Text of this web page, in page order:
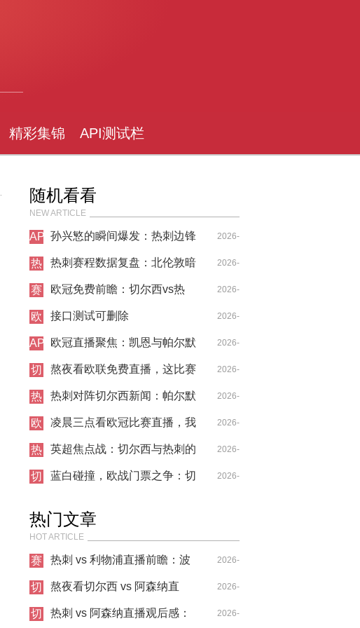
精彩集锦 API测试栏
随机看看
NEW ARTICLE
API
试
目
孙兴慜的瞬间爆发：热刺边锋
如何用逆向思维撕裂切尔西防
线
2026-
04-28
热
对
热刺赛程数据复盘：北伦敦暗
流与欧战生死局的战术推演
2026-
04-29
赛
前
欧冠免费前瞻：切尔西vs热
刺，裁判尺度决定伦敦德比走
向？
2026-
05-22
欧
直
接口测试可删除 2026-
04-28
API
试
目
欧冠直播聚焦：凯恩与帕尔默
的战术博弈，切尔西热刺欧战
新篇
2026-
04-29
切
西
点
熬夜看欧联免费直播，这比赛
比欧冠还刺激
2026-
04-20
热
对
热刺对阵切尔西新闻：帕尔默
单挑热刺新核，北伦敦欧战格
局生变
2026-
05-21
欧
直
凌晨三点看欧冠比赛直播，我
见证了足球史上最疯狂的三分
钟
2026-
04-14
热
对
英超焦点战：切尔西与热刺的
战术博弈与欧战格局
2026-
04-29
切
对
阵
蓝白碰撞，欧战门票之争：切 2026-
热门文章
HOT ARTICLE
赛
前
热刺 vs 利物浦直播前瞻：波
叔的“七伤拳”，能破克洛普
的“重金属”吗？
2026-
04-14
切
西
熬夜看切尔西 vs 阿森纳直
播，这比赛要素也太多了！
2026-
04-20
切
热刺 vs 阿森纳直播观后感： 2026-